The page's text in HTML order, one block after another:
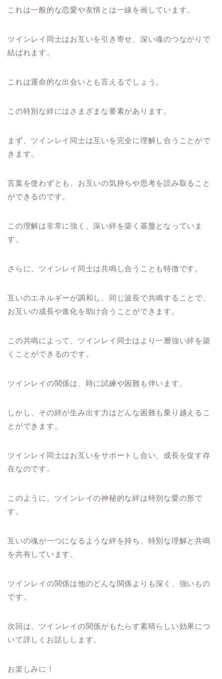
これは一般的な恋愛や友情とは一線を画しています。
ツインレイ同士はお互いを引き寄せ、深い魂のつながりで
結ばれます。
これは運命的な出会いとも言えるでしょう。
この特別な絆にはさまざまな要素があります。
まず、ツインレイ同士は互いを完全に理解し合うことがで
きます。
言葉を使わずとも、お互いの気持ちや思考を読み取ること
ができるのです。
この理解は非常に強く、深い絆を築く基盤となっていま
す。
さらに、ツインレイ同士は共鳴し合うことも特徴です。
互いのエネルギーが調和し、同じ波長で共鳴することで、
お互いの成長や進化を助け合うことができます。
この共鳴によって、ツインレイ同士はより一層強い絆を築
くことができるのです。
ツインレイの関係は、時に試練や困難も伴います。
しかし、その絆が生み出す力はどんな困難も乗り越えるこ
とができます。
ツインレイ同士はお互いをサポートし合い、成長を促す存
在なのです。
このように、ツインレイの神秘的な絆は特別な愛の形で
す。
互いの魂が一つになるような絆を持ち、特別な理解と共鳴
を共有しています。
ツインレイの関係は他のどんな関係よりも深く、強いもの
です。
次回は、ツインレイの関係がもたらす素晴らしい効果につ
いて詳しくお話しします。
お楽しみに！